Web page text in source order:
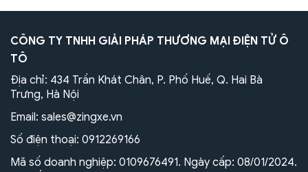
CÔNG TY TNHH GIẢI PHÁP THƯƠNG MẠI ĐIỆN TỬ Ô
TÔ
Địa chỉ: 434 Trần Khát Chân, P. Phố Huế, Q. Hai Bà
Trưng, Hà Nội
Email: sales@zingxe.vn
Số điện thoại: 0912269166
Mã số doanh nghiệp: 0109676491. Ngày cấp: 08/01/2024.